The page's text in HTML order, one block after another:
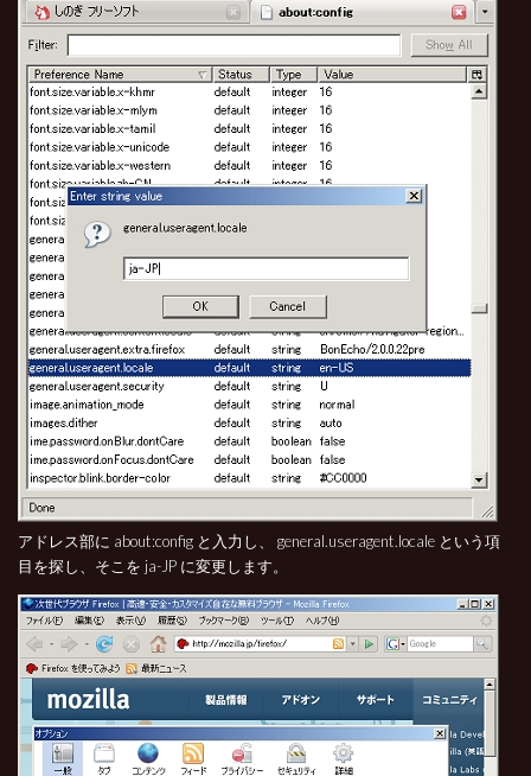
アドレス部に about:config と入力し、 general.useragent.locale という項
目を探し、そこを ja-JP に変更します。